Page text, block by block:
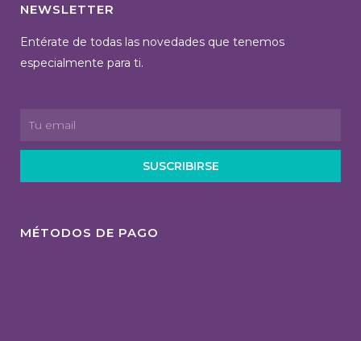
NEWSLETTER
Entérate de todas las novedades que tenemos
especialmente para ti.
SUSCRIBIRSE
MÉTODOS DE PAGO